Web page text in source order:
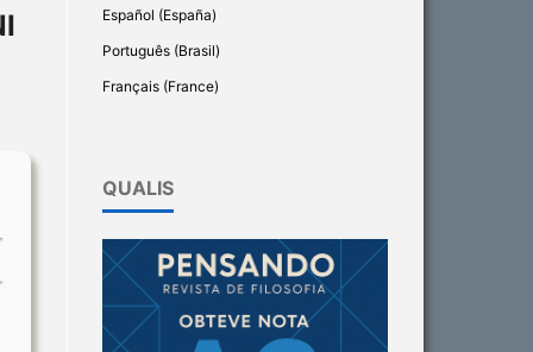
Español (España)
Português (Brasil)
Français (France)
QUALIS